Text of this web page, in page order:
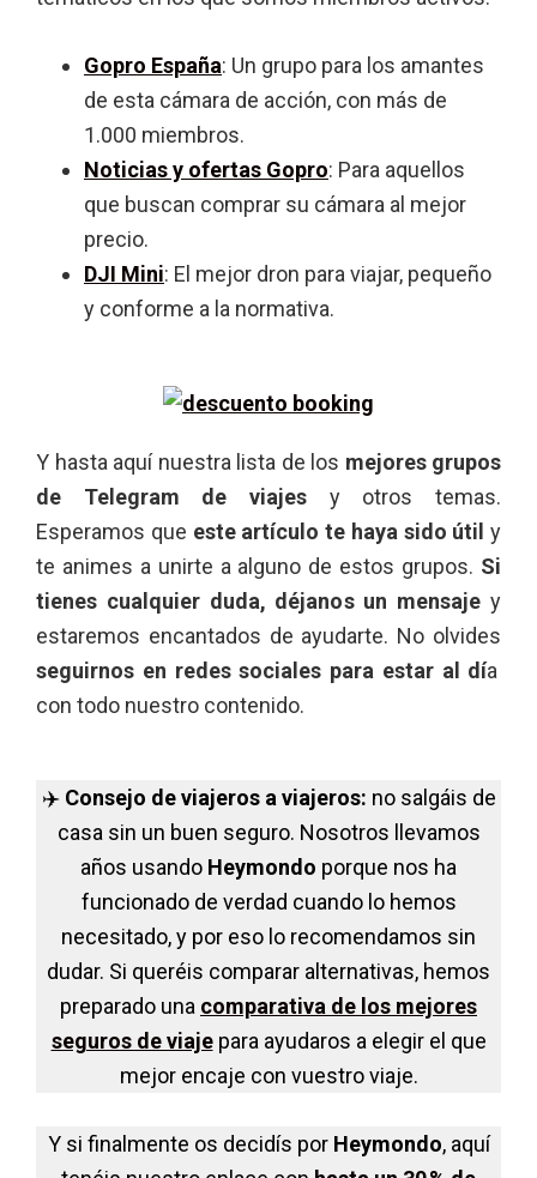
Gopro España: Un grupo para los amantes
de esta cámara de acción, con más de
1.000 miembros.
Noticias y ofertas Gopro: Para aquellos
que buscan comprar su cámara al mejor
precio.
DJI Mini: El mejor dron para viajar, pequeño
y conforme a la normativa.
Y hasta aquí nuestra lista de los mejores grupos
de Telegram de viajes y otros temas.
Esperamos que este artículo te haya sido útil y
te animes a unirte a alguno de estos grupos. Si
tienes cualquier duda, déjanos un mensaje y
estaremos encantados de ayudarte. No olvides
seguirnos en redes sociales para estar al día
con todo nuestro contenido.
✈️ Consejo de viajeros a viajeros: no salgáis de
casa sin un buen seguro. Nosotros llevamos
años usando Heymondo porque nos ha
funcionado de verdad cuando lo hemos
necesitado, y por eso lo recomendamos sin
dudar. Si queréis comparar alternativas, hemos
preparado una comparativa de los mejores
seguros de viajepara ayudaros a elegir el que
mejor encaje con vuestro viaje.
Y si finalmente os decidís por Heymondo, aquí